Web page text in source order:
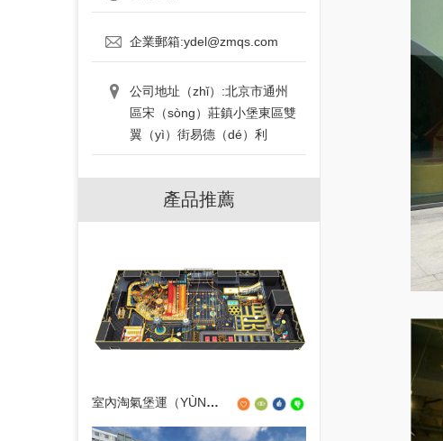
企業郵箱:ydel@zmqs.com
公司地址（zhǐ）:北京市通州
區宋（sòng）莊鎮小堡東區雙
翼（yì）街易德（dé）利
產品推薦
室內淘氣堡運（YÙN）動公園